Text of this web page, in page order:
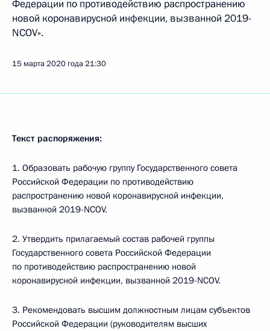
Федерации по противодействию распространению
новой коронавирусной инфекции, вызванной 2019-
NCOV».
15 марта 2020 года21:30
Текст распоряжения:
1. Образовать рабочую группу Государственного совета
Российской Федерации по противодействию
распространению новой коронавирусной инфекции,
вызванной 2019-NCOV.
2. Утвердить прилагаемый состав рабочей группы
Государственного совета Российской Федерации
по противодействию распространению новой
коронавирусной инфекции, вызванной 2019-NCOV.
3. Рекомендовать высшим должностным лицам субъектов
Российской Федерации (руководителям высших